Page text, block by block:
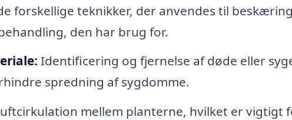
forskellige teknikker, der anvendes til
den har brug for.
Identificering og fjernelse af døde eller
spredning af sygdomme.
mellem planterne, hvilket er vigtigt